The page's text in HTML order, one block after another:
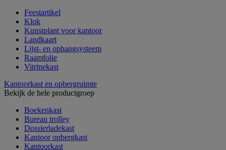
Feestartikel
Klok
Kunstplant voor kantoor
Landkaart
Lijst- en ophangsysteem
Raamfolie
Vitrinekast
Kantoorkast en opbergruimte
Bekijk de hele productgroep
Boekenkast
Bureau trolley
Dossierladekast
Kantoor opbergkast
Kantoorkast